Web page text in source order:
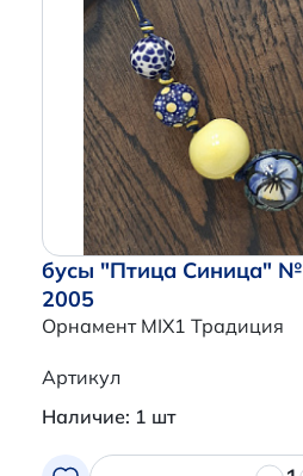
бусы "Птица Синица" №
2005
Орнамент MIX1 Традиция
Артикул
Наличие: 1 шт